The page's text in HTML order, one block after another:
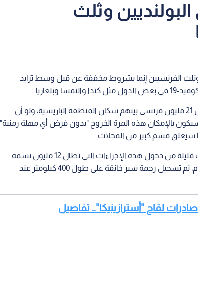
وثلث
وثلث الفرنسيين إنما بشروط مخففة عن قبل وسط تزايد
وبلغاريا.
وأقرت الحكومة الفرنسية ثالث إغلاق خلال عام يشمل 21 مليون فرنسي بينهم سكان المنطقة الباريسية، ولو أن
أكثر مرونة من الحجر السابق في آذار 2020، إذ سيكون بالإمكان هذه المرة الخروج "بدون فرض أي مهلة زمنية"
سيغلق قسم كبير من المحلات.
ورغم ذلك، سادت حركة محمومة الجمعة قبل ساعات قليلة من دخول هذه الإجراءات التي تطال 12 مليون نسمة
من سكان منطقة باريس، حيز التنفيذ. وفي نهاية اليوم، تم تسجيل زحمة سير خانقة على طول 400 كيلومتر عند
لقاح "أسترازينيكا".. تفاصيل